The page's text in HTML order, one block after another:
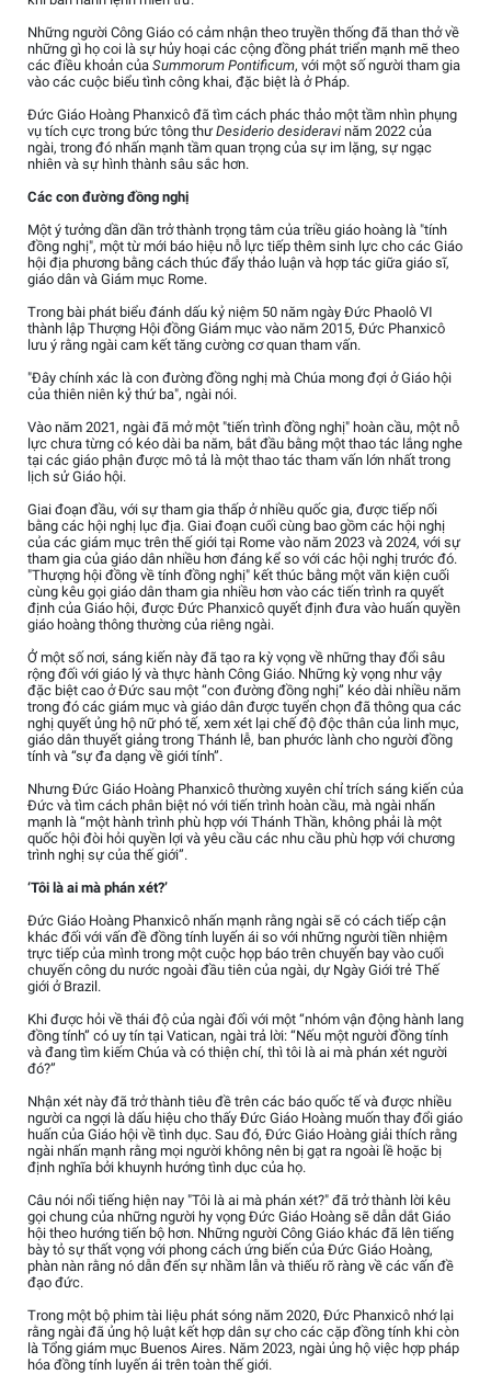
Những người Công Giáo có cảm nhận theo truyền thống đã than thở về
những gì họ coi là sự hủy hoại các cộng đồng phát triển mạnh mẽ theo
các điều khoản của Summorum Pontificum, với một số người tham gia
vào các cuộc biểu tình công khai, đặc biệt là ở Pháp.
Đức Giáo Hoàng Phanxicô đã tìm cách phác thảo một tầm nhìn phụng
vụ tích cực trong bức tông thư Desiderio desideravi năm 2022 của
ngài, trong đó nhấn mạnh tầm quan trọng của sự im lặng, sự ngạc
nhiên và sự hình thành sâu sắc hơn.
Các con đường đồng nghị
Một ý tưởng dần dần trở thành trọng tâm của triều giáo hoàng là "tính
đồng nghị", một từ mới báo hiệu nỗ lực tiếp thêm sinh lực cho các Giáo
hội địa phương bằng cách thúc đẩy thảo luận và hợp tác giữa giáo sĩ,
giáo dân và Giám mục Rome.
Trong bài phát biểu đánh dấu kỷ niệm 50 năm ngày Đức Phaolô VI
thành lập Thượng Hội đồng Giám mục vào năm 2015, Đức Phanxicô
lưu ý rằng ngài cam kết tăng cường cơ quan tham vấn.
"Đây chính xác là con đường đồng nghị mà Chúa mong đợi ở Giáo hội
của thiên niên kỷ thứ ba", ngài nói.
Vào năm 2021, ngài đã mở một "tiến trình đồng nghị" hoàn cầu, một nỗ
lực chưa từng có kéo dài ba năm, bắt đầu bằng một thao tác lắng nghe
tại các giáo phận được mô tả là một thao tác tham vấn lớn nhất trong
lịch sử Giáo hội.
Giai đoạn đầu, với sự tham gia thấp ở nhiều quốc gia, được tiếp nối
bằng các hội nghị lục địa. Giai đoạn cuối cùng bao gồm các hội nghị
của các giám mục trên thế giới tại Rome vào năm 2023 và 2024, với sự
tham gia của giáo dân nhiều hơn đáng kể so với các hội nghị trước đó.
"Thượng hội đồng về tính đồng nghị" kết thúc bằng một văn kiện cuối
cùng kêu gọi giáo dân tham gia nhiều hơn vào các tiến trình ra quyết
định của Giáo hội, được Đức Phanxicô quyết định đưa vào huấn quyền
giáo hoàng thông thường của riêng ngài.
Ở một số nơi, sáng kiến này đã tạo ra kỳ vọng về những thay đổi sâu
rộng đối với giáo lý và thực hành Công Giáo. Những kỳ vọng như vậy
đặc biệt cao ở Đức sau một “con đường đồng nghị” kéo dài nhiều năm
trong đó các giám mục và giáo dân được tuyển chọn đã thông qua các
nghị quyết ủng hộ nữ phó tế, xem xét lại chế độ độc thân của linh mục,
giáo dân thuyết giảng trong Thánh lễ, ban phước lành cho người đồng
tính và “sự đa dạng về giới tính”.
Nhưng Đức Giáo Hoàng Phanxicô thường xuyên chỉ trích sáng kiến của
Đức và tìm cách phân biệt nó với tiến trình hoàn cầu, mà ngài nhấn
mạnh là “một hành trình phù hợp với Thánh Thần, không phải là một
quốc hội đòi hỏi quyền lợi và yêu cầu các nhu cầu phù hợp với chương
trình nghị sự của thế giới”.
‘Tôi là ai mà phán xét?’
Đức Giáo Hoàng Phanxicô nhấn mạnh rằng ngài sẽ có cách tiếp cận
khác đối với vấn đề đồng tính luyến ái so với những người tiền nhiệm
trực tiếp của mình trong một cuộc họp báo trên chuyến bay vào cuối
chuyến công du nước ngoài đầu tiên của ngài, dự Ngày Giới trẻ Thế
giới ở Brazil.
Khi được hỏi về thái độ của ngài đối với một “nhóm vận động hành lang
đồng tính” có uy tín tại Vatican, ngài trả lời: “Nếu một người đồng tính
và đang tìm kiếm Chúa và có thiện chí, thì tôi là ai mà phán xét người
đó?”
Nhận xét này đã trở thành tiêu đề trên các báo quốc tế và được nhiều
người ca ngợi là dấu hiệu cho thấy Đức Giáo Hoàng muốn thay đổi giáo
huấn của Giáo hội về tình dục. Sau đó, Đức Giáo Hoàng giải thích rằng
ngài nhấn mạnh rằng mọi người không nên bị gạt ra ngoài lề hoặc bị
định nghĩa bởi khuynh hướng tình dục của họ.
Câu nói nổi tiếng hiện nay "Tôi là ai mà phán xét?" đã trở thành lời kêu
gọi chung của những người hy vọng Đức Giáo Hoàng sẽ dẫn dắt Giáo
hội theo hướng tiến bộ hơn. Những người Công Giáo khác đã lên tiếng
bày tỏ sự thất vọng với phong cách ứng biến của Đức Giáo Hoàng,
phàn nàn rằng nó dẫn đến sự nhầm lẫn và thiếu rõ ràng về các vấn đề
đạo đức.
Trong một bộ phim tài liệu phát sóng năm 2020, Đức Phanxicô nhớ lại
rằng ngài đã ủng hộ luật kết hợp dân sự cho các cặp đồng tính khi còn
là Tổng giám mục Buenos Aires. Năm 2023, ngài ủng hộ việc hợp pháp
hóa đồng tính luyến ái trên toàn thế giới.